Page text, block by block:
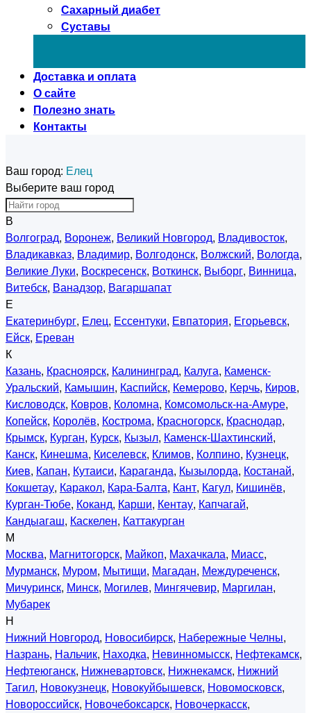
Сахарный диабет
Суставы
Доставка и оплата
О сайте
Полезно знать
Контакты
Ваш город: Елец
Выберите ваш город
В
Волгоград, Воронеж, Великий Новгород, Владивосток,
Владикавказ, Владимир, Волгодонск, Волжский, Вологда,
Великие Луки, Воскресенск, Воткинск, Выборг, Винница,
Витебск, Ванадзор, Вагаршапат
Е
Екатеринбург, Елец, Ессентуки, Евпатория, Егорьевск,
Ейск, Ереван
К
Казань, Красноярск, Калининград, Калуга, Каменск-
Уральский, Камышин, Каспийск, Кемерово, Керчь, Киров,
Кисловодск, Ковров, Коломна, Комсомольск-на-Амуре,
Копейск, Королёв, Кострома, Красногорск, Краснодар,
Крымск, Курган, Курск, Кызыл, Каменск-Шахтинский,
Канск, Кинешма, Киселевск, Климов, Колпино, Кузнецк,
Киев, Капан, Кутаиси, Караганда, Кызылорда, Костанай,
Кокшетау, Каракол, Кара-Балта, Кант, Кагул, Кишинёв,
Курган-Тюбе, Коканд, Карши, Кентау, Капчагай,
Кандыагаш, Каскелен, Каттакурган
М
Москва, Магнитогорск, Майкоп, Махачкала, Миасс,
Мурманск, Муром, Мытищи, Магадан, Междуреченск,
Мичуринск, Минск, Могилев, Мингячевир, Маргилан,
Мубарек
Н
Нижний Новгород, Новосибирск, Набережные Челны,
Назрань, Нальчик, Находка, Невинномысск, Нефтекамск,
Нефтеюганск, Нижневартовск, Нижнекамск, Нижний
Тагил, Новокузнецк, Новокуйбышевск, Новомосковск,
Новороссийск, Новочебоксарск, Новочеркасск,